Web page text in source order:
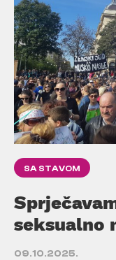
SA STAVOM
seksualno
09.10.2025.